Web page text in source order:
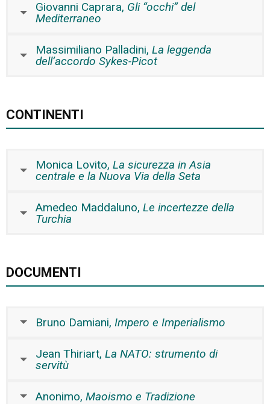
Giovanni Caprara, Gli “occhi” del
Mediterraneo
Massimiliano Palladini, La leggenda
dell’accordo Sykes-Picot
CONTINENTI
Monica Lovito, La sicurezza in Asia
centrale e la Nuova Via della Seta
Amedeo Maddaluno, Le incertezze della
Turchia
DOCUMENTI
Bruno Damiani, Impero e Imperialismo
Jean Thiriart, La NATO: strumento di
servitù
Anonimo, Maoismo e Tradizione